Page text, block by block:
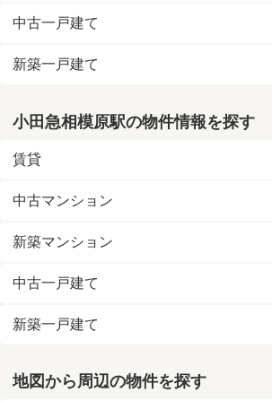
中古一戸建て
新築一戸建て
小田急相模原駅の物件情報を探す
賃貸
中古マンション
新築マンション
中古一戸建て
新築一戸建て
地図から周辺の物件を探す